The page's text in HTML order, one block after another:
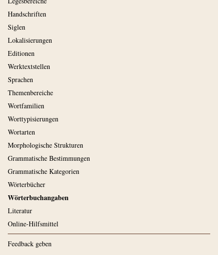
Handschriften
Siglen
Lokalisierungen
Editionen
Werktextstellen
Sprachen
Themenbereiche
Wortfamilien
Worttypisierungen
Wortarten
Morphologische Strukturen
Grammatische Bestimmungen
Grammatische Kategorien
Wörterbücher
Wörterbuchangaben
Literatur
Online-Hilfsmittel
Feedback geben